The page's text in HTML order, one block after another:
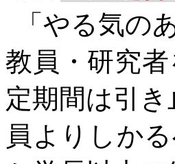
「やる気の
教員・研究
定期間は引き
員よりしか